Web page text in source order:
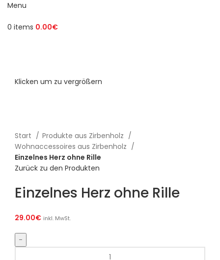
Menu
0 items 0.00€
Klicken um zu vergrößern
Start
Produkte aus Zirbenholz
Wohnaccessoires aus Zirbenholz
Einzelnes Herz ohne Rille
Zurück zu den Produkten
Einzelnes Herz ohne Rille
29.00€ inkl. MwSt.